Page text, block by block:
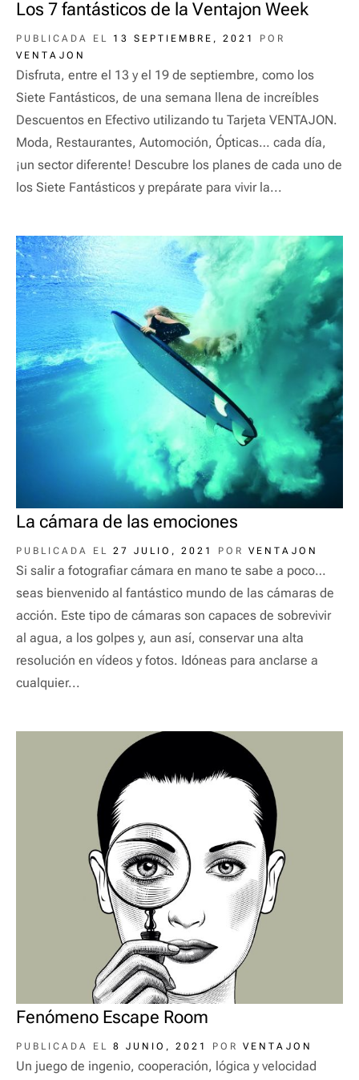
Los 7 fantásticos de la Ventajon Week
PUBLICADA EL 13 SEPTIEMBRE, 2021
POR
VENTAJON
Disfruta, entre el 13 y el 19 de septiembre, como los
Siete Fantásticos, de una semana llena de increíbles
Descuentos en Efectivo utilizando tu Tarjeta VENTAJON.
Moda, Restaurantes, Automoción, Ópticas… cada día,
¡un sector diferente! Descubre los planes de cada uno de
los Siete Fantásticos y prepárate para vivir la...
La cámara de las emociones
PUBLICADA EL 27 JULIO, 2021 POR VENTAJON
Si salir a fotografiar cámara en mano te sabe a poco…
seas bienvenido al fantástico mundo de las cámaras de
acción. Este tipo de cámaras son capaces de sobrevivir
al agua, a los golpes y, aun así, conservar una alta
resolución en vídeos y fotos. Idóneas para anclarse a
cualquier...
Fenómeno Escape Room
PUBLICADA EL 8 JUNIO, 2021 POR VENTAJON
Un juego de ingenio, cooperación, lógica y velocidad